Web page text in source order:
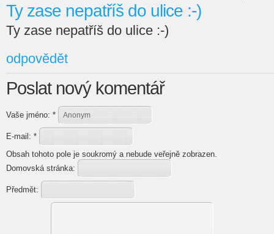
Ty zase nepatříš do ulice :-)
Ty zase nepatříš do ulice :-)
odpovědět
Poslat nový komentář
Vaše jméno: *
E-mail: *
Obsah tohoto pole je soukromý a nebude veřejně zobrazen.
Domovská stránka:
Předmět: